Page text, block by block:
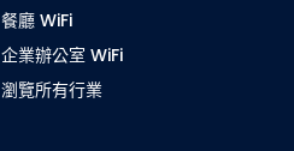
餐廳 WiFi
企業辦公室 WiFi
瀏覽所有行業